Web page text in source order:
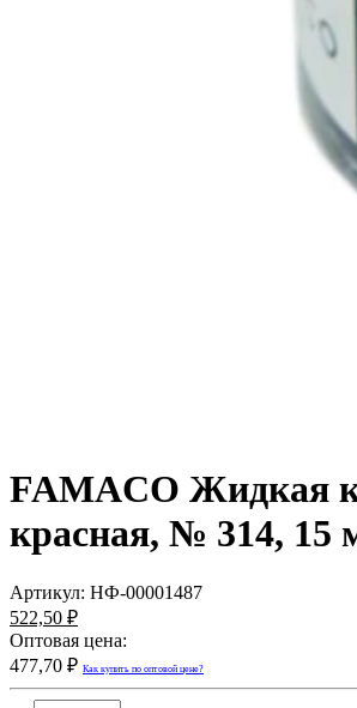
FAMACO Жидкая
красная, № 314, 15
Артикул: НФ-00001487
522,50 ₽
Оптовая цена:
477,70 ₽ Как купить по оптовой цене?